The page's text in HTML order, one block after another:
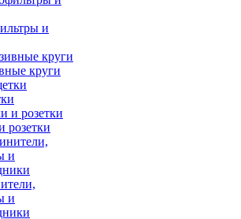
и
круги
розетки
и